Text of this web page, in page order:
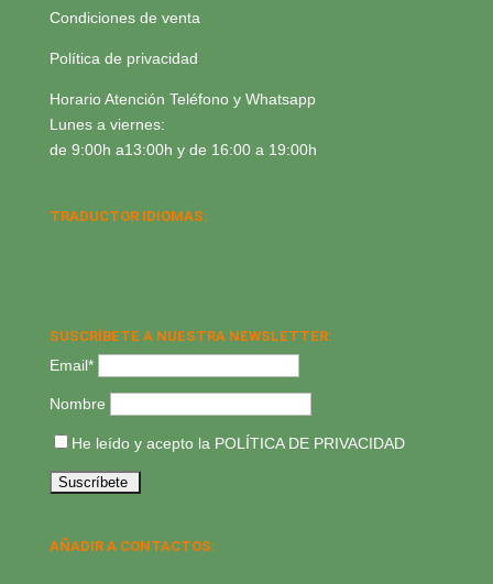
Condiciones de venta
Política de privacidad
Horario Atención Teléfono y Whatsapp
Lunes a viernes:
de 9:00h a13:00h y de 16:00 a 19:00h
TRADUCTOR IDIOMAS:
SUSCRÍBETE A NUESTRA NEWSLETTER:
Email*
Nombre
He leído y acepto la POLÍTICA DE PRIVACIDAD
AÑADIR A CONTACTOS: